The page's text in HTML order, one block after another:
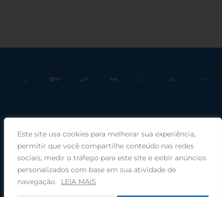
Este site usa cookies para melhorar sua experiência,
permitir que você compartilhe conteúdo nas redes
sociais, medir o tráfego para este site e exibir anúncios
personalizados com base em sua atividade de
navegação.
LEIA MAIS
Praça Rui Barbosa, 220, sala 66, Porto Alegre, RS, 90030-100 |
Telefone: (51) 99949-1120
© 2026 COMIN - Conselho de Missão entre Povos Indígenas ·